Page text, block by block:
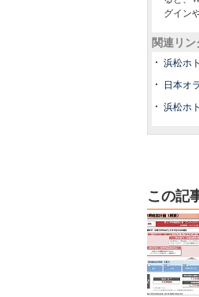
グイン
関連リン
浜松ホ
日本オ
浜松ホ
この記